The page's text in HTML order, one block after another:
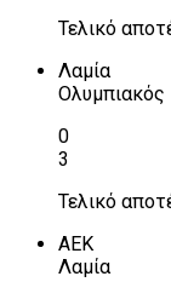
Τελικό
Λαμία
Ολυμπιακός
0
3
Τελικό
ΑΕΚ
Λαμία